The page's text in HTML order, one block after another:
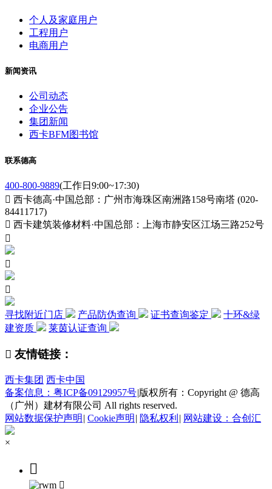
个人及家庭用户
工程用户
电商用户
新闻资讯
公司动态
企业公告
集团新闻
西卡BFM图书馆
联系德高
400-800-9889(工作日9:00~17:30)
 西卡德高·中国总部：广州市海珠区南洲路158号南塔 (020-
84411717)
 西卡建筑装修材料·中国总部：上海市静安区江场三路252号



寻找附近门店 产品防伪查询 证书查询鉴定
十环&绿
建资质
莱茵认证查询
 友情链接：
西卡集团 西卡中国
备案信息：粤ICP备09129957号|版权所有：Copyright @ 德高
（广州）建材有限公司 All rights reserved.
网站数据保护声明 | Cookie声明 | 隐私权利 | 网站建设：合创汇
×

